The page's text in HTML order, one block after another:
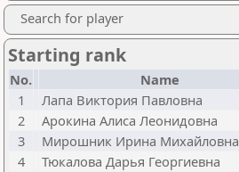
Search for player
Starting rank
No. Name
1
Лапа Виктория Павловна
2
Арокина Алиса Леонидовна
3
Мирошник Ирина Михайловна
4
Тюкалова Дарья Георгиевна